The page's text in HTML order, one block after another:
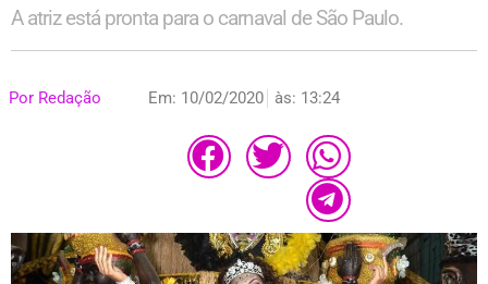
A atriz está pronta para o carnaval de São Paulo.
Por Redação Em: 10/02/2020 às: 13:24